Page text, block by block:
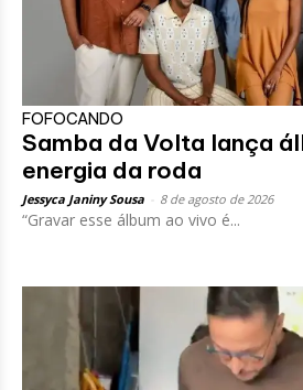
FOFOCANDO
Samba da Volta lança
energia da roda
Jessyca Janiny Sousa 8 de agosto de 2026
“Gravar esse álbum ao vivo é...